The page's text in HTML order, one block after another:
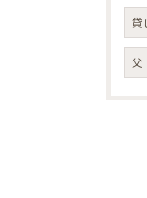
貸
父